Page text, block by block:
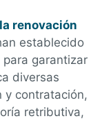
renovación
establecido
garantizar
diversas
y contratación,
retributiva,